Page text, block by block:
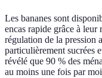
Les bananes sont
encas rapide grâce à leur
régulation de la pression
particulièrement sucrées
révélé que 90 % des
au moins une fois par